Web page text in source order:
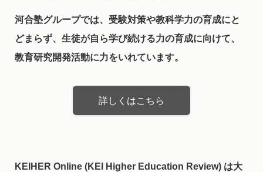
河合塾グループでは、受験対策や教科学力の育成にと
どまらず、生徒が自ら学び続ける力の育成に向けて、
教育研究開発活動に力をいれています。
詳しくはこちら
KEIHER Online (KEI Higher Education Review) は大